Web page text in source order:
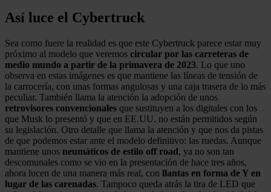
Así luce el Cybertruck
Sea como fuere la realidad es que este Cybertruck parece estar muy
próximo al modelo que veremos circular por las carreteras de
medio mundo a partir de la primavera de 2023. Lo que uno
observa en estas imágenes es que mantiene las líneas de tensión de
la carrocería, con unas formas angulosas y una caja trasera de lo más
peculiar. También llama la atención la adopción de unos
retrovisores convencionales que sustituyen a los digitales con los
que Musk lo presentó y que en EE.UU. no están permitidos según
su legislación. Otro detalle que llama la atención y que nos da pistas
de que podemos estar ante el modelo definitivo: las ruedas. Aunque
mantiene unos neumáticos de estilo off road, ya no son tan
descomunales como se vio en la presentación de hace tres años,
ahora lucen de una manera más real, con llantas en forma de Y en
lugar de las carenadas. Tampoco queda atrás la tira de LED que